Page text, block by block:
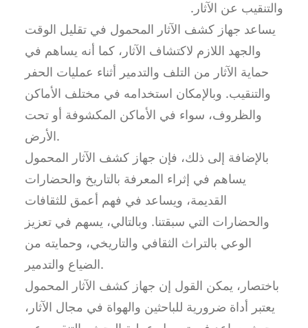
والتنقيب عن الآثار.
يساعد جهاز كشف الآثار المحمول في تقليل الوقت
والجهد اللازم لاكتشاف الآثار، كما أنه يساهم في
حماية الآثار من التلف والتدمير أثناء عمليات الحفر
والتنقيب. وبالإمكان استخدامه في مختلف الأماكن
والظروف، سواء في الأماكن المكشوفة أو تحت
الأرض.
بالإضافة إلى ذلك، فإن جهاز كشف الآثار المحمول
يساهم في إثراء المعرفة بالتاريخ والحضارات
القديمة، ويساعد في فهم أعمق للثقافات
والحضارات التي سبقتنا. وبالتالي، يسهم في تعزيز
الوعي بالتراث الثقافي والتاريخي، وحمايته من
الضياع والتدمير.
باختصار، يمكن القول إن جهاز كشف الآثار المحمول
يعتبر أداة ضرورية للباحثين والهواة في مجال الآثار،